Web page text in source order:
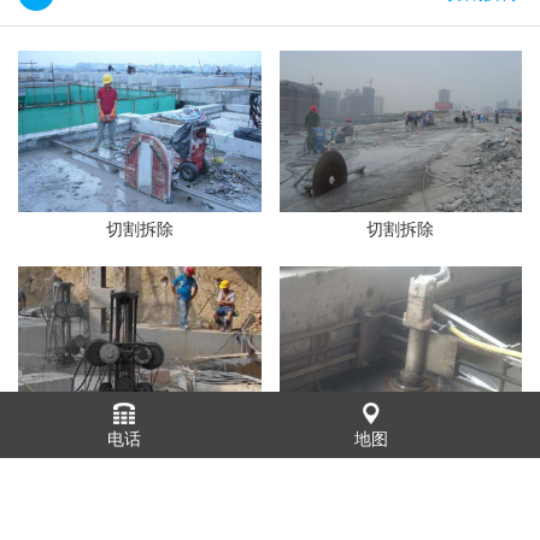
切割拆除 切割拆除
切割拆除 切割拆除
电话 地图